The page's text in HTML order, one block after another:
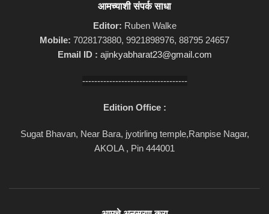
आमच्याशी संपर्क साधा
Editor: Ruben Walke
Mobile: 7028173880, 9921898976, 88795 24657
Email ID : ajinkyabharat23@gmail.com
-----------------------------------
Edition Office :
Sugat Bhavan, Near Bara, jyotirling temple,Ranpise Nagar,
AKOLA , Pin 444001